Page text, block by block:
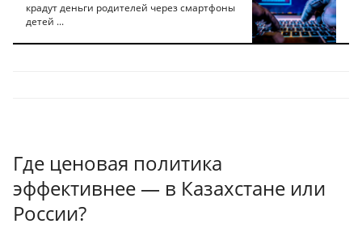
крадут деньги родителей через смартфоны
детей ...
Где ценовая политика
эффективнее — в Казахстане или
России?